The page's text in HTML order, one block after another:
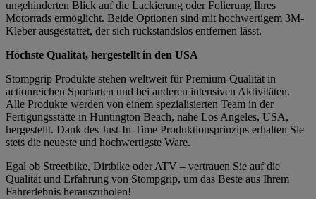
ungehinderten Blick auf die Lackierung oder Folierung Ihres
Motorrads ermöglicht. Beide Optionen sind mit hochwertigem 3M-
Kleber ausgestattet, der sich rückstandslos entfernen lässt.
Höchste Qualität, hergestellt in den USA
Stompgrip Produkte stehen weltweit für Premium-Qualität in
actionreichen Sportarten und bei anderen intensiven Aktivitäten.
Alle Produkte werden von einem spezialisierten Team in der
Fertigungsstätte in Huntington Beach, nahe Los Angeles, USA,
hergestellt. Dank des Just-In-Time Produktionsprinzips erhalten Sie
stets die neueste und hochwertigste Ware.
Egal ob Streetbike, Dirtbike oder ATV – vertrauen Sie auf die
Qualität und Erfahrung von Stompgrip, um das Beste aus Ihrem
Fahrerlebnis herauszuholen!